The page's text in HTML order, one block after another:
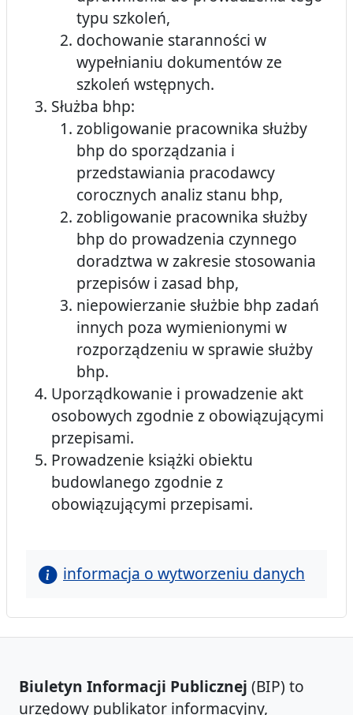
typu szkoleń,
dochowanie staranności w
wypełnianiu dokumentów ze
szkoleń wstępnych.
Służba bhp:
zobligowanie pracownika służby
bhp do sporządzania i
przedstawiania pracodawcy
corocznych analiz stanu bhp,
zobligowanie pracownika służby
bhp do prowadzenia czynnego
doradztwa w zakresie stosowania
przepisów i zasad bhp,
niepowierzanie służbie bhp zadań
innych poza wymienionymi w
rozporządzeniu w sprawie służby
bhp.
Uporządkowanie i prowadzenie akt
osobowych zgodnie z obowiązującymi
przepisami.
Prowadzenie książki obiektu
budowlanego zgodnie z
obowiązującymi przepisami.
informacja o wytworzeniu danych
Biuletyn Informacji Publicznej (BIP) to
urzędowy publikator informacyjny,